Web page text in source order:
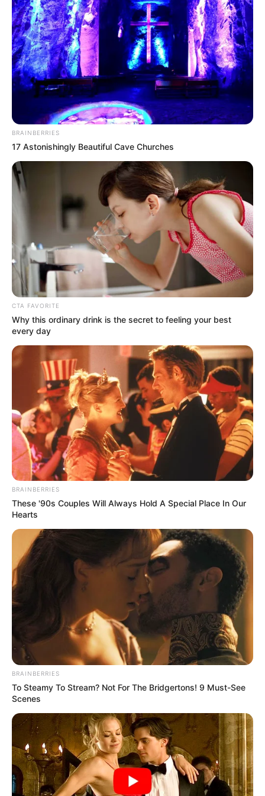
s’apprêtent à démarrer un nouveau projet
ensemble.
BRAINBERRIES
17 Astonishingly Beautiful Cave Churches
CTA FAVORITE
Why this ordinary drink is the secret to feeling your best
every day
BRAINBERRIES
These '90s Couples Will Always Hold A Special Place In Our
Hearts
BRAINBERRIES
To Steamy To Stream? Not For The Bridgertons! 9 Must-See
Scenes